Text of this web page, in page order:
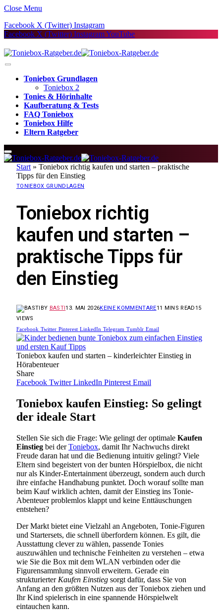
Close Menu
Facebook X (Twitter) Instagram
Facebook X (Twitter) InstagramYouTube
Toniebox Grundlagen
Toniebox 2
Tonies & Hörinhalte
Kaufberatung & Tests
FAQ Toniebox
Toniebox Hilfe
Eltern Ratgeber
Start » Toniebox richtig kaufen und starten – praktische
Tipps für den Einstieg
TONIEBOX GRUNDLAGEN
Toniebox richtig
kaufen und starten –
praktische Tipps für
den Einstieg
BY BASTI13. MAI 2026KEINE KOMMENTARE11 MINS READ 15
VIEWS
Facebook Twitter Pinterest LinkedIn Telegram Tumblr Email
Toniebox kaufen und starten – kinderleichter Einstieg in
Hörabenteuer
Share
Facebook Twitter LinkedIn Pinterest Email
Toniebox kaufen Einstieg: So gelingt
der ideale Start
Stellen Sie sich die Frage: Wie gelingt der optimale Kaufen
Einstieg bei derToniebox, damit Ihr Nachwuchs direkt
Freude daran hat und die Bedienung intuitiv gelingt? Viele
Eltern sind begeistert von der bunten Hörspielbox, die nicht
nur als Kinder-Entertainment überzeugt, sondern auch durch
ihre einfache Handhabung punktet. Doch worauf sollte man
beim Kauf wirklich achten, damit der Einstieg ins Tonie-
Abenteuer problemlos klappt und keine Enttäuschungen
entstehen?
Der Markt bietet eine Vielzahl an Angeboten, Tonie-Figuren
und Startersets, die schnell überfordern können. Es gilt, die
Ausstattung clever zu wählen, passende Tonies
auszuwählen und technische Feinheiten zu verstehen – etwa
wie Sie die Box mit dem WLAN verbinden oder die
Figurensammlung sinnvoll erweitern. Gerade ein
strukturierter Kaufen Einstieg sorgt dafür, dass Sie von
Anfang an den größten Nutzen aus der Toniebox ziehen und
Ihr Kind spielerisch in eine spannende Hörspielwelt
eintauchen kann.